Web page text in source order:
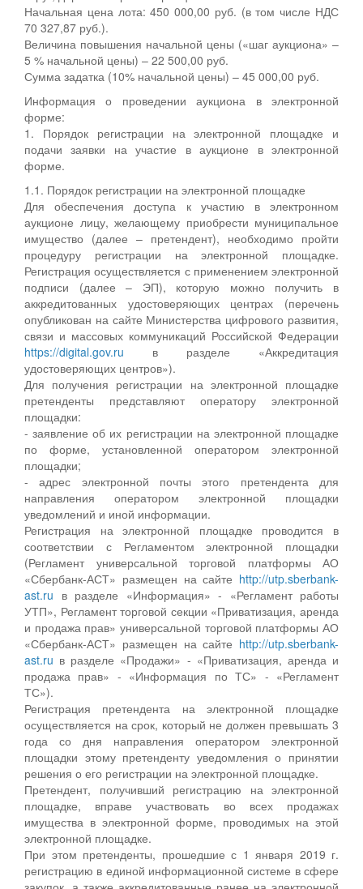
Начальная цена лота: 450 000,00 руб. (в том числе НДС
70 327,87 руб.).
Величина повышения начальной цены («шаг аукциона» –
5 % начальной цены) – 22 500,00 руб.
Сумма задатка (10% начальной цены) – 45 000,00 руб.
Информация о проведении аукциона в электронной
форме:
1. Порядок регистрации на электронной площадке и
подачи заявки на участие в аукционе в электронной
форме.
1.1. Порядок регистрации на электронной площадке
Для обеспечения доступа к участию в электронном
аукционе лицу, желающему приобрести муниципальное
имущество (далее – претендент), необходимо пройти
процедуру регистрации на электронной площадке.
Регистрация осуществляется с применением электронной
подписи (далее – ЭП), которую можно получить в
аккредитованных удостоверяющих центрах (перечень
опубликован на сайте Министерства цифрового развития,
связи и массовых коммуникаций Российской Федерации
https://digital.gov.ru в разделе «Аккредитация
удостоверяющих центров»).
Для получения регистрации на электронной площадке
претенденты представляют оператору электронной
площадки:
- заявление об их регистрации на электронной площадке
по форме, установленной оператором электронной
площадки;
- адрес электронной почты этого претендента для
направления оператором электронной площадки
уведомлений и иной информации.
Регистрация на электронной площадке проводится в
соответствии с Регламентом электронной площадки
(Регламент универсальной торговой платформы АО
«Сбербанк-АСТ» размещен на сайте http://utp.sberbank-
ast.ru в разделе «Информация» - «Регламент работы
УТП», Регламент торговой секции «Приватизация, аренда
и продажа прав» универсальной торговой платформы АО
«Сбербанк-АСТ» размещен на сайте http://utp.sberbank-
ast.ru в разделе «Продажи» - «Приватизация, аренда и
продажа прав» - «Информация по ТС» - «Регламент
ТС»).
Регистрация претендента на электронной площадке
осуществляется на срок, который не должен превышать 3
года со дня направления оператором электронной
площадки этому претенденту уведомления о принятии
решения о его регистрации на электронной площадке.
Претендент, получивший регистрацию на электронной
площадке, вправе участвовать во всех продажах
имущества в электронной форме, проводимых на этой
электронной площадке.
При этом претенденты, прошедшие с 1 января 2019 г.
регистрацию в единой информационной системе в сфере